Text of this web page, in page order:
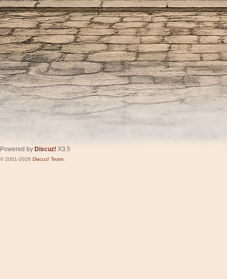
Powered by Discuz! X3.5
© 2001-2026 Discuz! Team